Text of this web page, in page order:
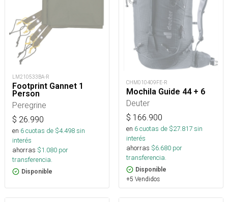
LM210533BA-R
Footprint Gannet 1
Person
Peregrine
$ 26.990
en 6cuotas de $4.498sin
interés
ahorras $1.080 por
transferencia.
Disponible
CHM010409FE-R
Mochila Guide 44 + 6
Deuter
$ 166.900
en 6cuotas de $27.817sin
interés
ahorras $6.680 por
transferencia.
Disponible
+5 Vendidos